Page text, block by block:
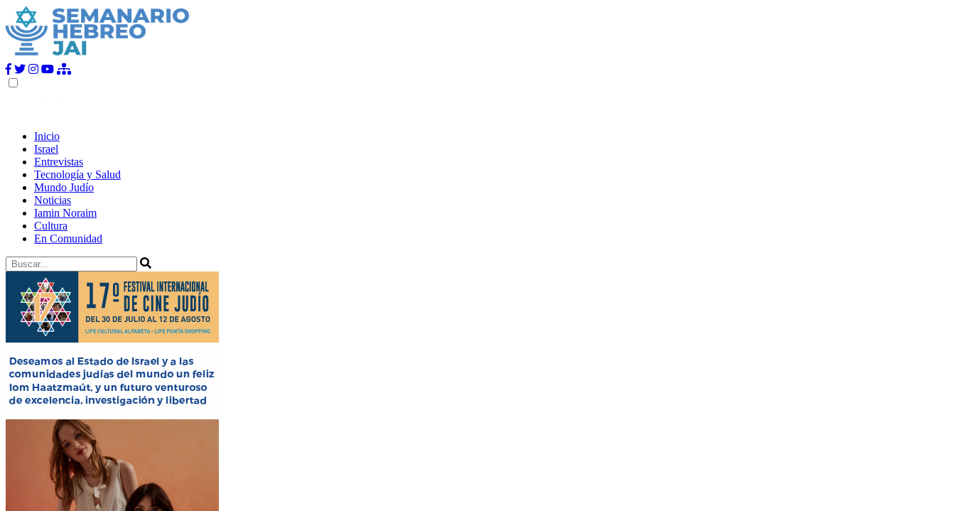
Inicio
Israel
Entrevistas
Tecnología y Salud
Mundo Judío
Noticias
Iamin Noraim
Cultura
En Comunidad